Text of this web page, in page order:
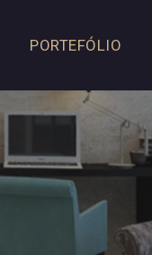
PORTEFÓLIO